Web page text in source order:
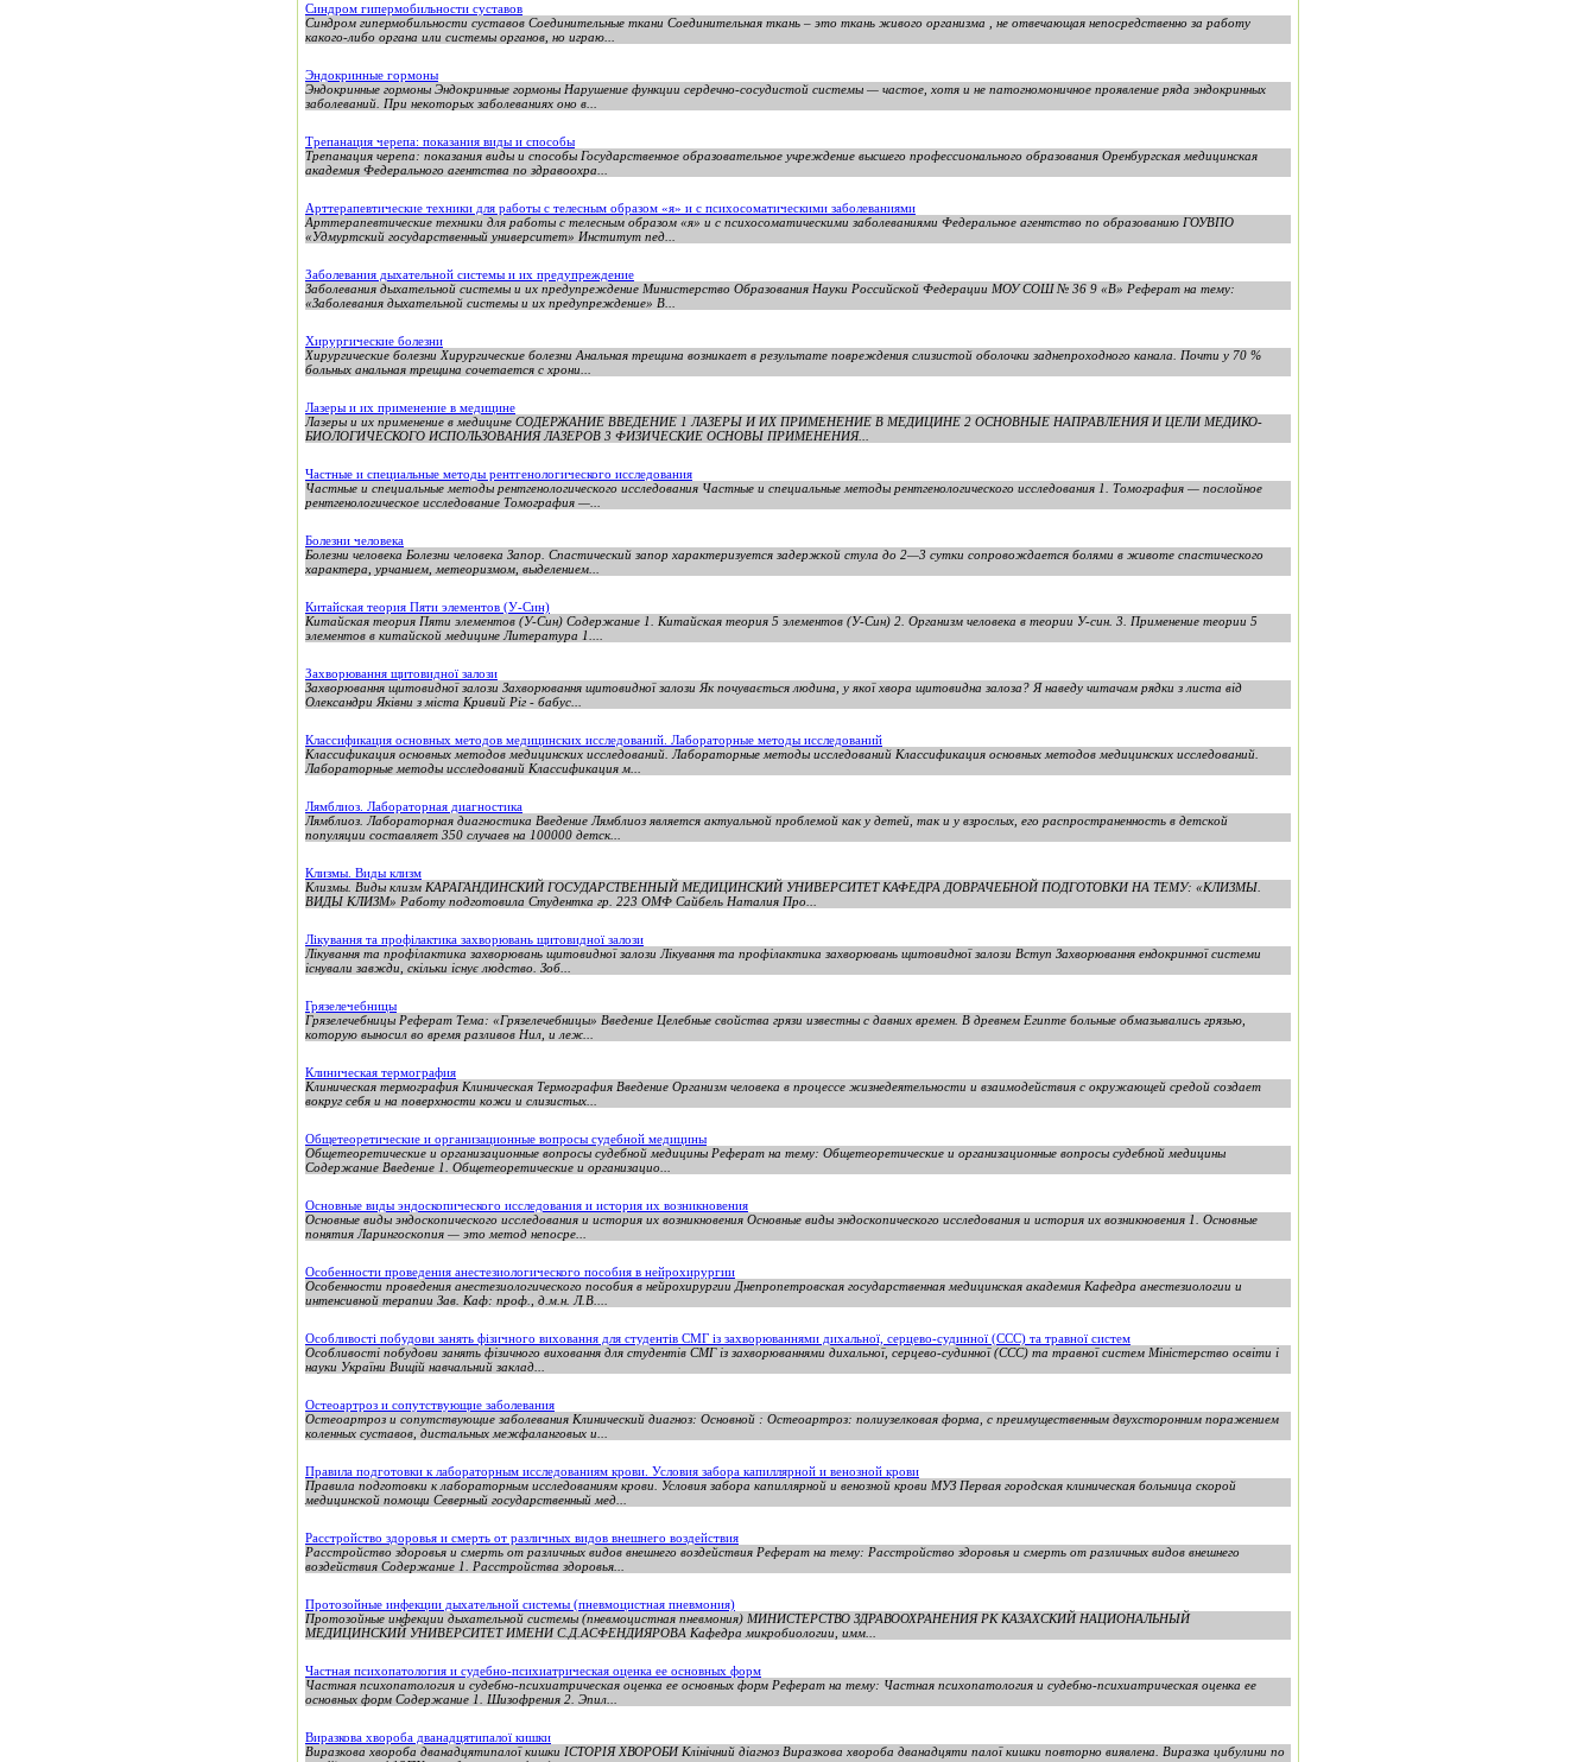
Синдром гипермобильности суставов
Синдром гипермобильности суставов Соединительные ткани Соединительная ткань – это ткань живого организма , не отвечающая непосредственно за работу
какого-либо органа или системы органов, но играю...
Эндокринные гормоны
Эндокринные гормоны Эндокринные гормоны Нарушение функции сердечно-сосудистой системы — частое, хотя и не патогномоничное проявление ряда эндокринных
заболеваний. При некоторых заболеваниях оно в...
Трепанация черепа: показания виды и способы
Трепанация черепа: показания виды и способы Государственное образовательное учреждение высшего профессионального образования Оренбургская медицинская
академия Федерального агентства по здравоохра...
Арттерапевтические техники для работы с телесным образом «я» и с психосоматическими заболеваниями
Арттерапевтические техники для работы с телесным образом «я» и с психосоматическими заболеваниями Федеральное агентство по образованию ГОУВПО
«Удмуртский государственный университет» Институт пед...
Заболевания дыхательной системы и их предупреждение
Заболевания дыхательной системы и их предупреждение Министерство Образования Науки Российской Федерации МОУ СОШ № 36 9 «В» Реферат на тему:
«Заболевания дыхательной системы и их предупреждение» В...
Хирургические болезни
Хирургические болезни Хирургические болезни Анальная трещина возникает в результате повреждения слизистой оболочки заднепроходного канала. Почти у 70 %
больных анальная трещина сочетается с хрони...
Лазеры и их применение в медицине
Лазеры и их применение в медицине СОДЕРЖАНИЕ ВВЕДЕНИЕ 1 ЛАЗЕРЫ И ИХ ПРИМЕНЕНИЕ В МЕДИЦИНЕ 2 ОСНОВНЫЕ НАПРАВЛЕНИЯ И ЦЕЛИ МЕДИКО-
БИОЛОГИЧЕСКОГО ИСПОЛЬЗОВАНИЯ ЛАЗЕРОВ 3 ФИЗИЧЕСКИЕ ОСНОВЫ ПРИМЕНЕНИЯ...
Частные и специальные методы рентгенологического исследования
Частные и специальные методы рентгенологического исследования Частные и специальные методы рентгенологического исследования 1. Томография — послойное
рентгенологическое исследование Томография —...
Болезни человека
Болезни человека Болезни человека Запор. Спастический запор характеризуется задержкой стула до 2—3 сутки сопровождается болями в животе спастического
характера, урчанием, метеоризмом, выделением...
Китайская теория Пяти элементов (У-Син)
Китайская теория Пяти элементов (У-Син) Содержание 1. Китайская теория 5 элементов (У-Син) 2. Организм человека в теории У-син. 3. Применение теории 5
элементов в китайской медицине Литература 1....
Захворювання щитовидної залози
Захворювання щитовидної залози Захворювання щитовидної залози Як почувається людина, у якої хвора щитовидна залоза? Я наведу читачам рядки з листа від
Олександри Яківни з міста Кривий Ріг - бабус...
Классификация основных методов медицинских исследований. Лабораторные методы исследований
Классификация основных методов медицинских исследований. Лабораторные методы исследований Классификация основных методов медицинских исследований.
Лабораторные методы исследований Классификация м...
Лямблиоз. Лабораторная диагностика
Лямблиоз. Лабораторная диагностика Введение Лямблиоз является актуальной проблемой как у детей, так и у взрослых, его распространенность в детской
популяции составляет 350 случаев на 100000 детск...
Клизмы. Виды клизм
Клизмы. Виды клизм КАРАГАНДИНСКИЙ ГОСУДАРСТВЕННЫЙ МЕДИЦИНСКИЙ УНИВЕРСИТЕТ КАФЕДРА ДОВРАЧЕБНОЙ ПОДГОТОВКИ НА ТЕМУ: «КЛИЗМЫ.
ВИДЫ КЛИЗМ» Работу подготовила Студентка гр. 223 ОМФ Сайбель Наталия Про...
Лікування та профілактика захворювань щитовидної залози
Лікування та профілактика захворювань щитовидної залози Лікування та профілактика захворювань щитовидної залози Вступ Захворювання ендокринної системи
існували завжди, скільки існує людство. Зоб...
Грязелечебницы
Грязелечебницы Реферат Тема: «Грязелечебницы» Введение Целебные свойства грязи известны с давних времен. В древнем Египте больные обмазывались грязью,
которую выносил во время разливов Нил, и леж...
Клиническая термография
Клиническая термография Клиническая Термография Введение Организм человека в процессе жизнедеятельности и взаимодействия с окружающей средой создает
вокруг себя и на поверхности кожи и слизистых...
Общетеоретические и организационные вопросы судебной медицины
Общетеоретические и организационные вопросы судебной медицины Реферат на тему: Общетеоретические и организационные вопросы судебной медицины
Содержание Введение 1. Общетеоретические и организацио...
Основные виды эндоскопического исследования и история их возникновения
Основные виды эндоскопического исследования и история их возникновения Основные виды эндоскопического исследования и история их возникновения 1. Основные
понятия Ларингоскопия — это метод непосре...
Особенности проведения анестезиологического пособия в нейрохирургии
Особенности проведения анестезиологического пособия в нейрохирургии Днепропетровская государственная медицинская академия Кафедра анестезиологии и
интенсивной терапии Зав. Каф: проф., д.м.н. Л.В....
Особливості побудови занять фізичного виховання для студентів СМГ із захворюваннями дихальної, серцево-судинної (ССС) та травної систем
Особливості побудови занять фізичного виховання для студентів СМГ із захворюваннями дихальної, серцево-судинної (ССС) та травної систем Міністерство освіти і
науки України Вищій навчальний заклад...
Остеоартроз и сопутствующие заболевания
Остеоартроз и сопутствующие заболевания Клинический диагноз: Основной : Остеоартроз: полиузелковая форма, с преимущественным двухсторонним поражением
коленных суставов, дистальных межфаланговых и...
Правила подготовки к лабораторным исследованиям крови. Условия забора капиллярной и венозной крови
Правила подготовки к лабораторным исследованиям крови. Условия забора капиллярной и венозной крови МУЗ Первая городская клиническая больница скорой
медицинской помощи Северный государственный мед...
Расстройство здоровья и смерть от различных видов внешнего воздействия
Расстройство здоровья и смерть от различных видов внешнего воздействия Реферат на тему: Расстройство здоровья и смерть от различных видов внешнего
воздействия Содержание 1. Расстройства здоровья...
Протозойные инфекции дыхательной системы (пневмоцистная пневмония)
Протозойные инфекции дыхательной системы (пневмоцистная пневмония) МИНИСТЕРСТВО ЗДРАВООХРАНЕНИЯ РК КАЗАХСКИЙ НАЦИОНАЛЬНЫЙ
МЕДИЦИНСКИЙ УНИВЕРСИТЕТ ИМЕНИ С.Д.АСФЕНДИЯРОВА Кафедра микробиологии, имм...
Частная психопатология и судебно-психиатрическая оценка ее основных форм
Частная психопатология и судебно-психиатрическая оценка ее основных форм Реферат на тему: Частная психопатология и судебно-психиатрическая оценка ее
основных форм Содержание 1. Шизофрения 2. Эпил...
Виразкова хвороба дванадцятипалої кишки
Виразкова хвороба дванадцятипалої кишки ІСТОРІЯ ХВОРОБИ Клінічний діагноз Виразкова хвороба дванадцяти палої кишки повторно виявлена. Виразка цибулини по